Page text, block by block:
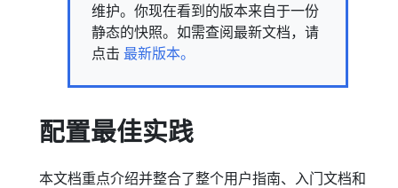
维护。你现在看到的版本来自于一份
静态的快照。如需查阅最新文档，请
点击 最新版本。
配置最佳实践
本文档重点介绍并整合了整个用户指南、入门文档和